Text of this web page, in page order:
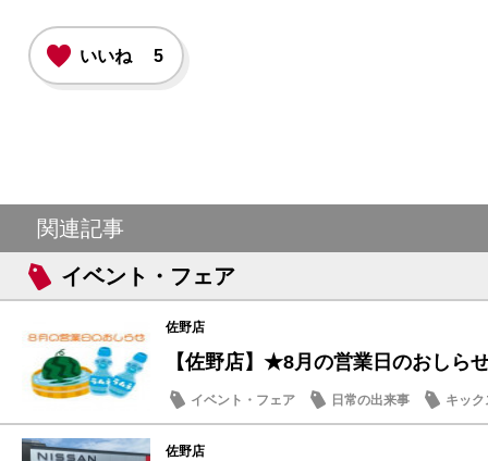
いいね 5
関連記事
イベント・フェア
佐野店
【佐野店】★8月の営業日のおしら
イベント・フェア 日常の出来事 キック
佐野店